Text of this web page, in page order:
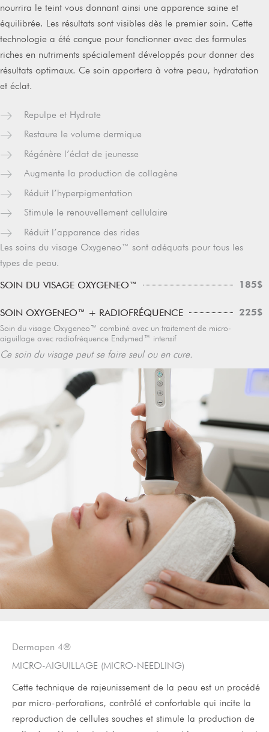
nourrira le teint vous donnant ainsi une apparence saine et
équilibrée. Les résultats sont visibles dès le premier soin. Cette
technologie a été conçue pour fonctionner avec des formules
riches en nutriments spécialement développés pour donner des
résultats optimaux. Ce soin apportera à votre peau, hydratation
et éclat.
Repulpe et Hydrate
Restaure le volume dermique
Régénère l’éclat de jeunesse
Augmente la production de collagène
Réduit l’hyperpigmentation
Stimule le renouvellement cellulaire
Réduit l’apparence des rides
Les soins du visage Oxygeneo™ sont adéquats pour tous les
types de peau.
SOIN DU VISAGE OXYGENEO™
185$
SOIN OXYGENEO™ + RADIOFRÉQUENCE 225$
Soin du visage Oxygeneo™ combiné avec un traitement de micro-
aiguillage avec radiofréquence Endymed™ intensif
Ce soin du visage peut se faire seul ou en cure.
Dermapen 4®
MICRO-AIGUILLAGE (MICRO-NEEDLING)
Cette technique de rajeunissement de la peau est un procédé
par micro-perforations, contrôlé et confortable qui incite la
reproduction de cellules souches et stimule la production de